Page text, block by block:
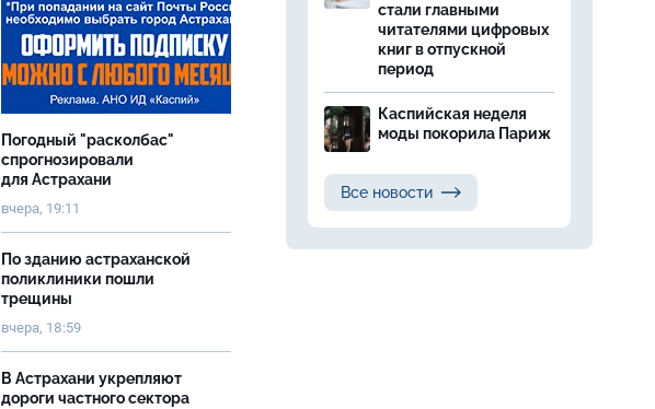
Погодный "расколбас"
спрогнозировали
для Астрахани
вчера, 19:11
По зданию астраханской
поликлиники пошли
трещины
вчера, 18:59
В Астрахани укрепляют
дороги частного сектора
стали главными
читателями цифровых
книг в отпускной
период
Каспийская неделя
моды покорила Париж
Все новости